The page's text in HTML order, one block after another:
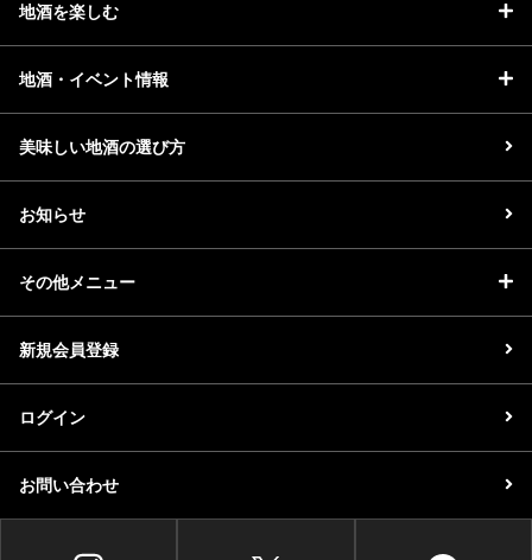
地酒を楽しむ
地酒・イベント情報
美味しい地酒の選び方
お知らせ
その他メニュー
新規会員登録
ログイン
お問い合わせ